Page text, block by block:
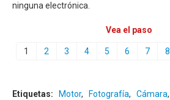
ninguna electrónica.
Vea el paso
1 2 3 4 5 6 7 8
Etiquetas: Motor, Fotografía, Cámara,